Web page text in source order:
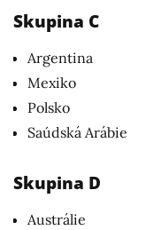
Skupina C
Argentina
Mexiko
Polsko
Saúdská Arábie
Skupina D
Austrálie